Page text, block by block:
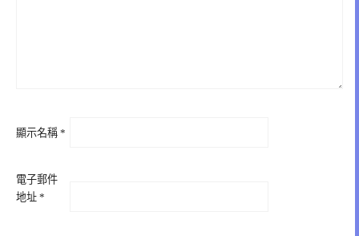
顯示名稱 *
電子郵件
地址 *